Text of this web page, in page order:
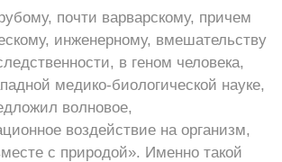
почти варварскому, причем
инженерному, вмешательству
в геном человека,
медико-биологической науке,
волновое,
воздействие на организм,
с природой». Именно такой